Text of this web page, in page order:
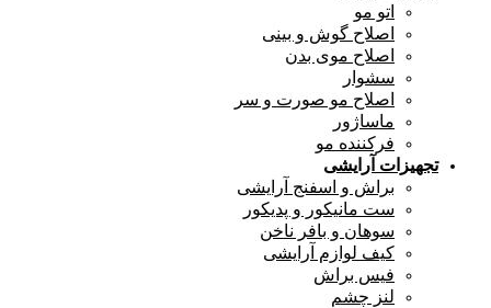
اتو مو
اصلاح گوش و بینی
اصلاح موی بدن
سشوار
اصلاح مو صورت و سر
ماساژور
فرکننده مو
تجهیزات آرایشی
براش و اسفنج آرایشی
ست مانیکور و پدیکور
سوهان و بافر ناخن
کیف لوازم آرایشی
فیس براش
لنز چشم